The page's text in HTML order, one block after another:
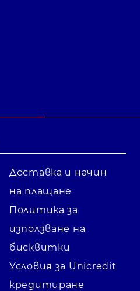
Доставка и начин
на плащане
Политика за
използване на
бисквитки
Условия за Unicredit
кредитиране